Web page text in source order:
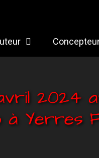
2024
à Yerres